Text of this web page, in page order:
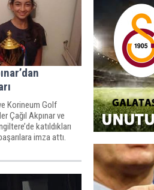
Korineum Golf
Çağıl Akpınar ve
katıldıkları
imza attı.